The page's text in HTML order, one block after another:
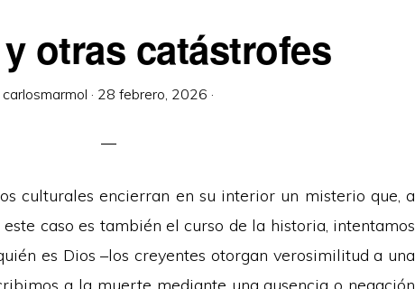
otras catástrofes
carlosmarmol · 28 febrero, 2026 ·
culturales encierran en su interior un misterio que, a
caso es también el curso de la historia, intentamos
es Dios –los creyentes otorgan verosimilitud a una